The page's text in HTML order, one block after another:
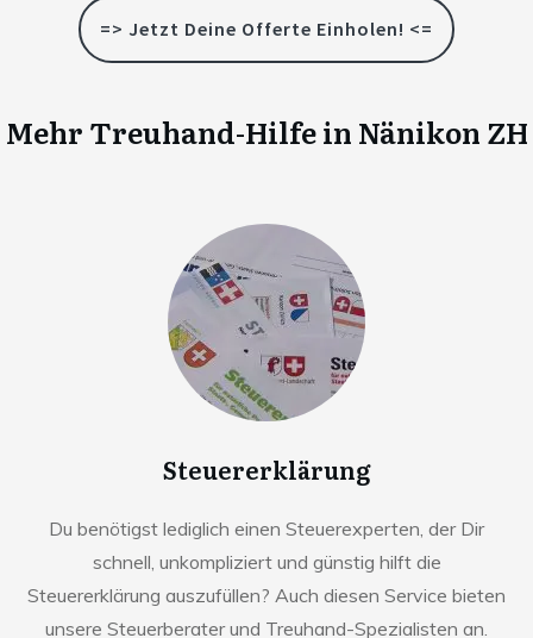
=> Jetzt Deine Offerte Einholen! <=
Mehr Treuhand-Hilfe in Nänikon ZH
Steuererklärung
Du benötigst lediglich einen Steuerexperten, der Dir
schnell, unkompliziert und günstig hilft die
Steuererklärung auszufüllen? Auch diesen Service bieten
unsere Steuerberater und Treuhand-Spezialisten an.